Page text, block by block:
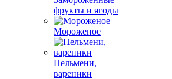
фрукты и ягоды
Мороженое
Пельмени,
вареники